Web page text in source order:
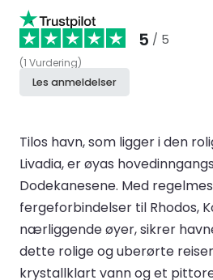
5 / 5
(1 Vurdering)
Les anmeldelser
Tilos havn, som ligger i den
Livadia, er øyas
Dodekanesene. Med
fergeforbindelser til Rhodos,
nærliggende øyer, sikrer
dette rolige og uberørte
krystallklart vann og et